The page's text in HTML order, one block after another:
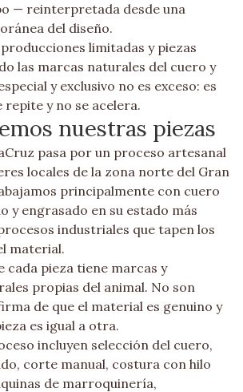
— reinterpretada desde una
del diseño.
limitadas y piezas
las marcas naturales del cuero y
y exclusivo no es exceso: es
repite y no se acelera.
nuestras piezas
pasa por un proceso artesanal
locales de la zona norte del Gran
principalmente con cuero
y engrasado en su estado más
industriales que tapen los
material.
cada pieza tiene marcas y
propias del animal. No son
de que el material es genuino y
es igual a otra.
incluyen selección del cuero,
corte manual, costura con hilo
de marroquinería,